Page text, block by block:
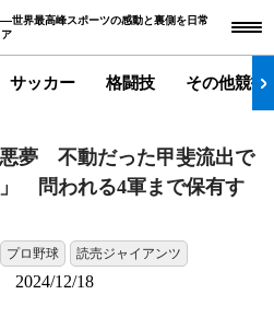
世界最高峰スポーツの感動と裏側を日常
サッカー 格闘技 その他競技
夢 不動だった甲斐流出で
問われる4軍まで保有す
プロ野球
読売ジャイアンツ
2024/12/18